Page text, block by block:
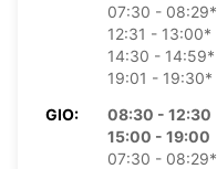
07:30 - 08:29*
12:31 - 13:00*
14:30 - 14:59*
19:01 - 19:30*
GIO:
08:30 - 12:30
15:00 - 19:00
07:30 - 08:29*